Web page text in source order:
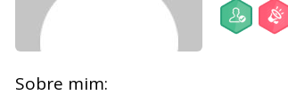
Sobre mim: